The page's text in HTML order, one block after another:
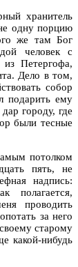
хранитель
одну порцию
же там Бог
человек с
из Петергофа,
Дело в том,
собор
подарить ему
городу, где
были тесные
потолком
пять, не
надпись:
полагается,
проводить
за него
старому
какой-нибудь